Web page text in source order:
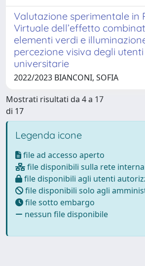
Valutazione sperimentale in
Virtuale dell’effetto
elementi verdi e
percezione visiva degli
universitarie
2022/2023 BIANCONI, SOFIA
Mostrati risultati da 4 a 17
di 17
Legenda icone
file ad accesso aperto
file disponibili sulla rete interna
file disponibili agli utenti
file disponibili solo agli
file sotto embargo
nessun file disponibile